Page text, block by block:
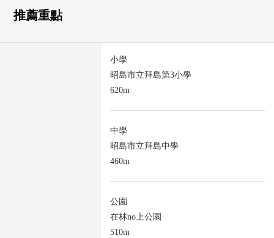
推薦重點
小學
昭島市立拜島第3小學
620m
中學
昭島市立拜島中學
460m
公園
在林no上公園
510m